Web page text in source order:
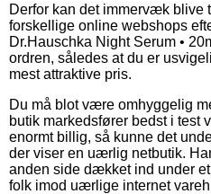
Derfor kan det immervæk blive
forskellige online webshops
Dr.Hauschka Night Serum •
ordren, således at du er
mest attraktive pris.
Du må blot være omhyggelig
butik markedsfører bedst i test
enormt billig, så kunne det
der viser en uærlig netbutik.
anden side dækket ind under
folk imod uærlige internet